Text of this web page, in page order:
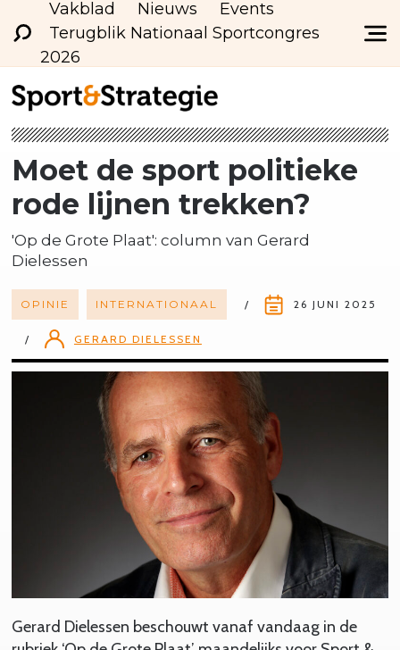
Vakblad Nieuws
Events
Terugblik Nationaal Sportcongres
2026
Moet de sport politieke
rode lijnen trekken?
'Op de Grote Plaat': column van Gerard
Dielessen
OPINIE INTERNATIONAAL 26 JUNI 2025
GERARD DIELESSEN
Gerard Dielessen beschouwt vanaf vandaag in de